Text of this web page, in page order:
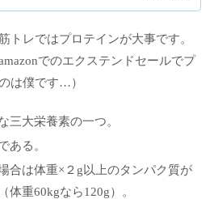
トレではプロテインが大事です。
でのエクステンドセールでプ
は僕です…）
三大栄養素の一つ。
ある。
合は体重×２g以上のタンパク質が
体重60kgなら120g）。